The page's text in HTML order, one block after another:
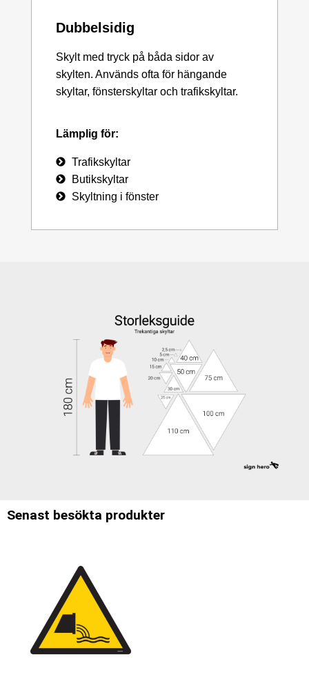
Dubbelsidig
Skylt med tryck på båda sidor av
skylten. Används ofta för hängande
skyltar, fönsterskyltar och trafikskyltar.
Lämplig för:
Trafikskyltar
Butikskyltar
Skyltning i fönster
Senast besökta produkter